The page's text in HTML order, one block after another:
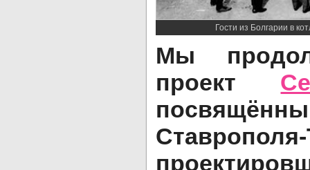
Гости из Болгарии в
Мы
проект